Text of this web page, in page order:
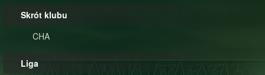
Skrót klubu
CHA
Liga